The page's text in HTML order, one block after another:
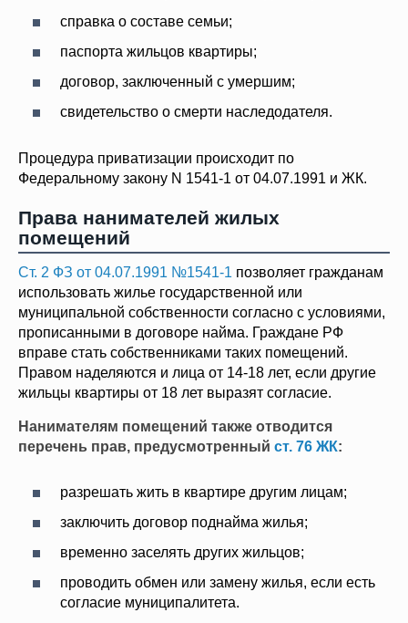
справка о составе семьи;
паспорта жильцов квартиры;
договор, заключенный с умершим;
свидетельство о смерти наследодателя.
Процедура приватизации происходит по
Федеральному закону N 1541-1 от 04.07.1991 и ЖК.
Права нанимателей жилых
помещений
Ст. 2 ФЗ от 04.07.1991 №1541-1 позволяет гражданам
использовать жилье государственной или
муниципальной собственности согласно с условиями,
прописанными в договоре найма. Граждане РФ
вправе стать собственниками таких помещений.
Правом наделяются и лица от 14-18 лет, если другие
жильцы квартиры от 18 лет выразят согласие.
Нанимателям помещений также отводится
перечень прав, предусмотренный ст. 76 ЖК:
разрешать жить в квартире другим лицам;
заключить договор поднайма жилья;
временно заселять других жильцов;
проводить обмен или замену жилья, если есть
согласие муниципалитета.